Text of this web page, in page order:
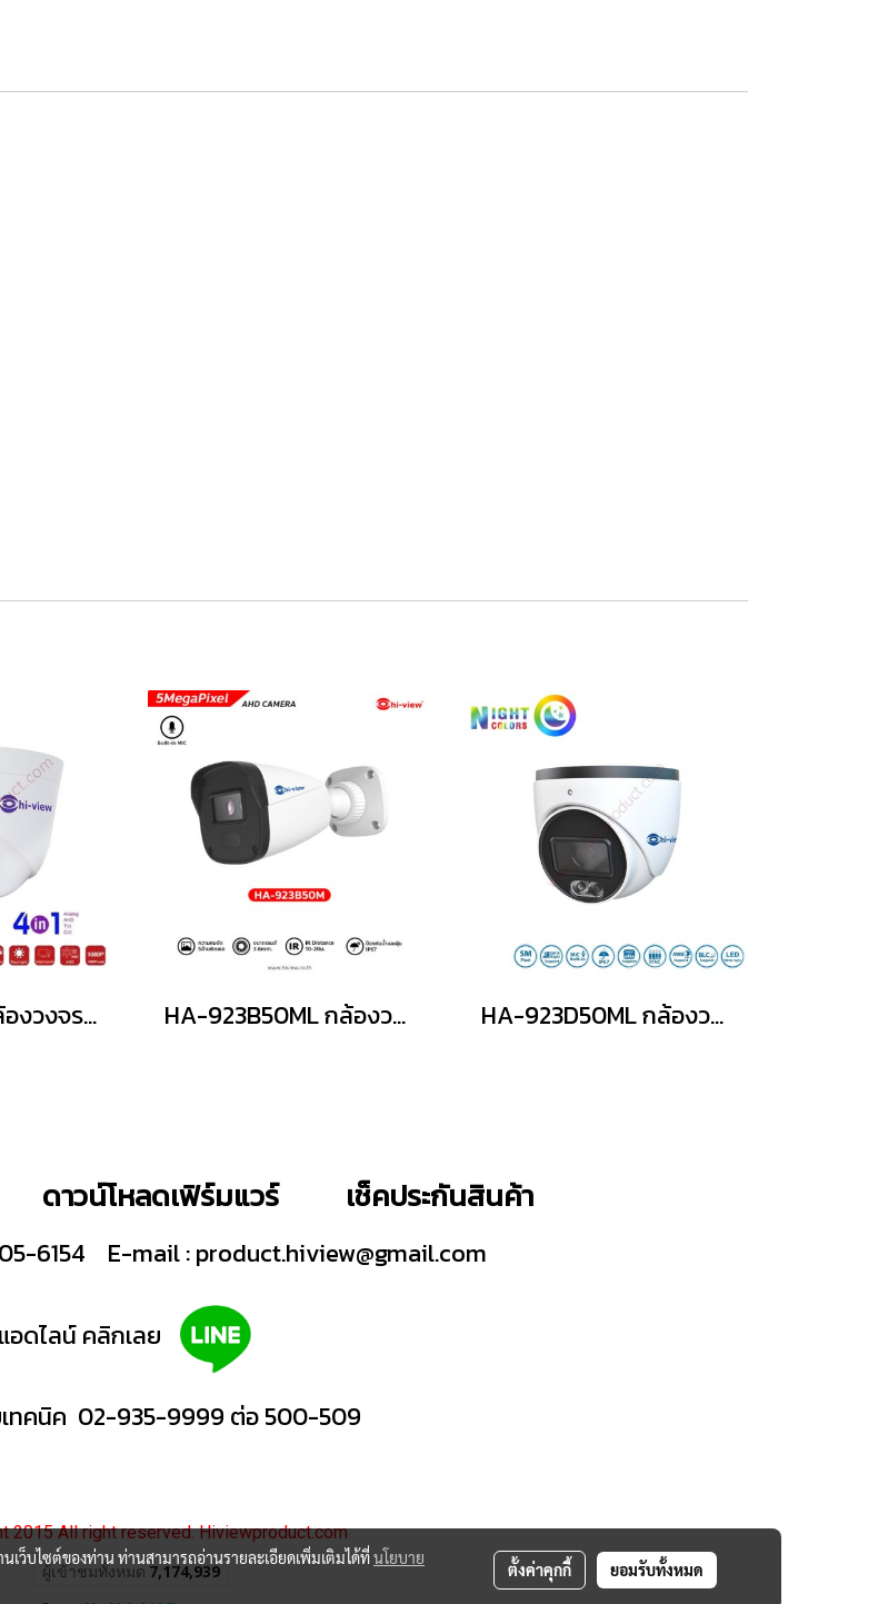
HA-614D20 กล้องวงจรปิดไฮวิว 2 ล้านพิกเซล ใช้งานภายใน (Hiview Dome Camera 2 MP 4 in 1) HA-923B50ML กล้องวงจรปิดไฮวิว 5 ล้านพิกเซล บันทึกภาพสี 24 ชั่วโมง มีไมค์ในตัว บันทึกภาพและเสียง ใช้งานภายนอกและภายใน (Hiview Bullet Camera Night Color Mic-Built-in 5 MP 3 in 1) HA-923D50ML กล้องวงจรปิดไฮวิว 5 ล้านพิกเซล บันทึกภาพสี 24 ชั่วโมง มีไมค์ในตัว บันทึกภาพและเสียง ใช้งานภายใน (Hiview Dome Camera Night Color Mic-Built-in 5 MP 3 in 1)
ดาวน์โหลดเฟิร์มแวร์ เช็คประกันสินค้า
6154 E-mail :product.hiview@gmail.com
แอดไลน์ คลิกเลย
ทคนิค 02-935-9999 ต่อ 500-509
2015 All right reserved. Hiviewproduct.com
ผู้เข้าชมวันนี้
101
ว็บไซต์ของท่าน ท่านสามารถอ่านรายละเอียดเพิ่มเติมได้ที่นโยบาย
ตั้งค่าคุกกี้ ยอมรับทั้งหมด